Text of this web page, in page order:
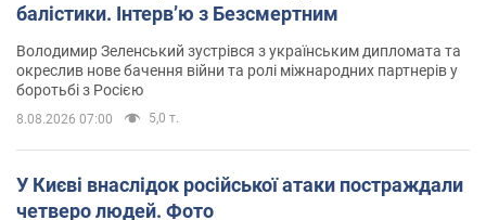
балістики. Інтерв’ю з Безсмертним
Володимир Зеленський зустрівся з українським дипломата та
окреслив нове бачення війни та ролі міжнародних партнерів у
боротьбі з Росією
8.08.2026 07:00 5,0 т.
У Києві внаслідок російської атаки постраждали
четверо людей. Фото